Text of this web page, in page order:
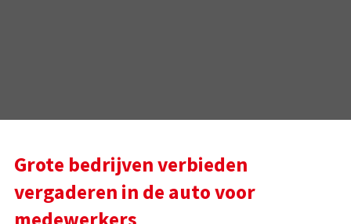
Grote bedrijven verbieden
vergaderen in de auto voor